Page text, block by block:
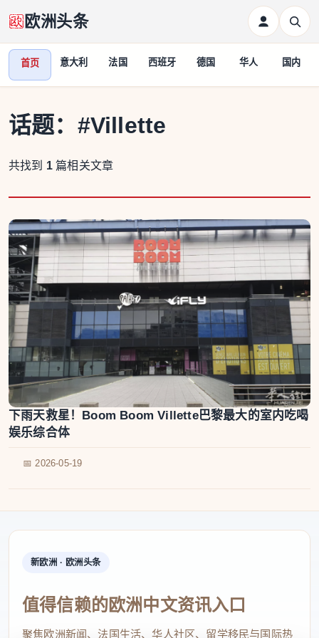
欧洲头条
首页 意大利 法国 西班牙 德国 华人 国内
话题： #Villette
共找到 1 篇相关文章
下雨天救星！Boom Boom Villette巴黎最大的室内吃喝
娱乐综合体
📅 2026-05-19
新欧洲 · 欧洲头条
值得信赖的欧洲中文资讯入口
聚焦欧洲新闻、法国生活、华人社区、留学移民与国际热